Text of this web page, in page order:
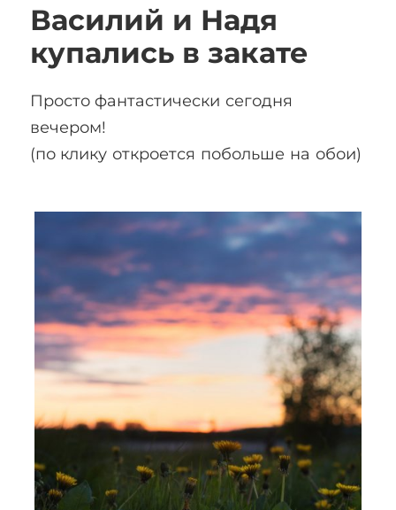
Василий и Надя
купались в закате
Просто фантастически сегодня
вечером!
(по клику откроется побольше на обои)